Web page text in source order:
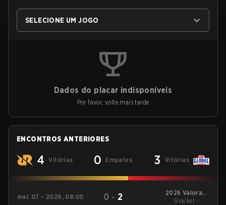
SELECIONE UM JOGO
Dados do placar indisponíveis
Por favor, volte mais tarde
ENCONTROS ANTERIORES
4 Vitórias 0 Empates 3 Vitórias
mai. 07 - 2026, 08:00 0 - 2
2026 Valorant
Champions Tour:
Bracket - UB